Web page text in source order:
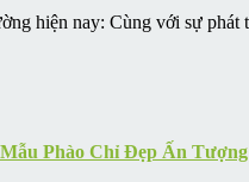
hiện nay: Cùng với sự phát
Phào Chỉ Đẹp Ấn Tượng